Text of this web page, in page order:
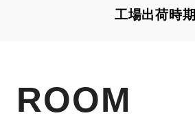
工場出荷時
ROOM